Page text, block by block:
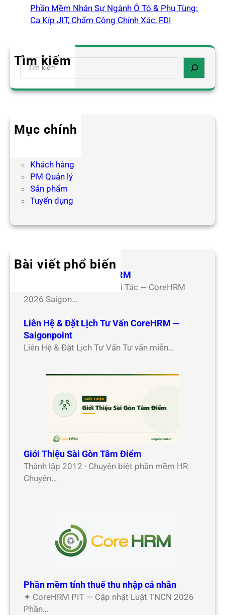
Phần Mềm Nhân Sự Ngành Ô Tô & Phụ Tùng:
Ca Kíp JIT, Chấm Công Chính Xác, FDI
Tìm kiếm
S
a
h
Mục chính
Khách hàng
PM Quản lý
Sản phẩm
Tuyển dụng
Bài viết phổ biến
Hợp Tác Đối Tác CoreHRM
Chương Trình Hợp Tác Đối Tác — CoreHRM
2026 Saigon…
Liên Hệ & Đặt Lịch Tư Vấn CoreHRM —
Saigonpoint
Liên Hệ & Đặt Lịch Tư Vấn Tư vấn miễn…
Giới Thiệu Sài Gòn Tâm Điểm
Thành lập 2012 · Chuyên biệt phần mềm HR
Chuyên…
Phần mềm tính thuế thu nhập cá nhân
✦ CoreHRM PIT — Cập nhật Luật TNCN 2026
Phần…